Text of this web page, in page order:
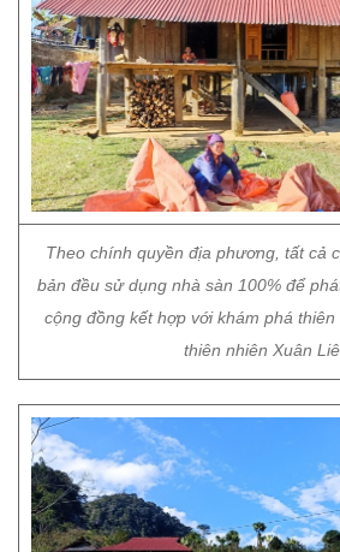
Theo chính quyền địa phương, tất cả
bản đều sử dụng nhà sàn 100% để
cộng đồng kết hợp với khám phá
thiên nhiên Xuân